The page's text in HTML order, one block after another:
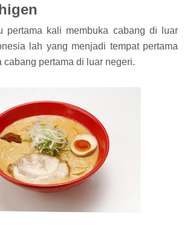
pertama kali membuka cabang di luar
lah yang menjadi tempat pertama
cabang pertama di luar negeri.